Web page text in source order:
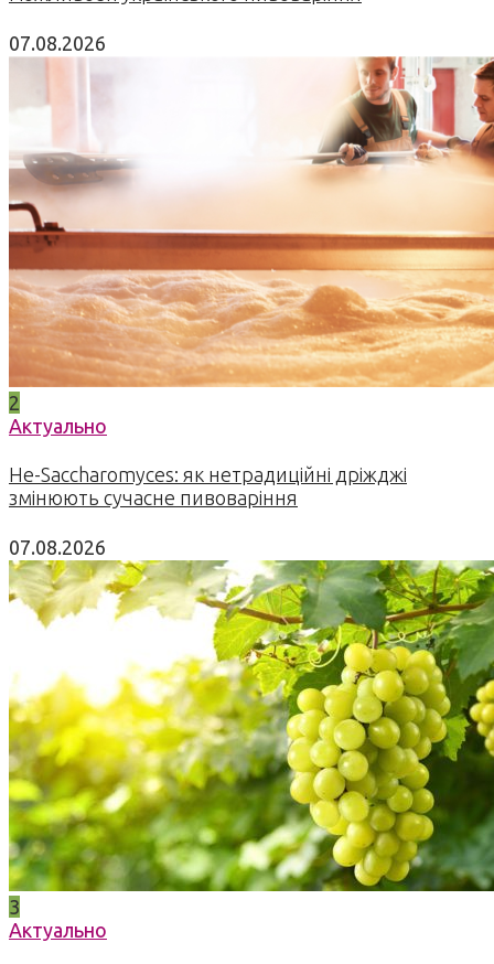
07.08.2026
2
Актуально
Не-Saccharomyces: як нетрадиційні дріжджі
змінюють сучасне пивоваріння
07.08.2026
3
Актуально